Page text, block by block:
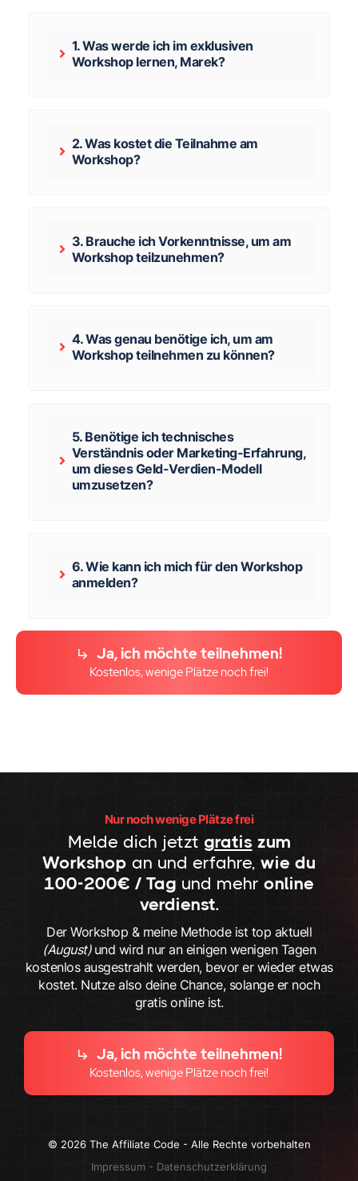
1. Was werde ich im exklusiven
Workshop lernen, Marek?
2. Was kostet die Teilnahme am
Workshop?
3. Brauche ich Vorkenntnisse, um am
Workshop teilzunehmen?
4. Was genau benötige ich, um am
Workshop teilnehmen zu können?
5. Benötige ich technisches
Verständnis oder Marketing-Erfahrung,
um dieses Geld-Verdien-Modell
umzusetzen?
6. Wie kann ich mich für den Workshop
anmelden?
Ja, ich möchte teilnehmen!
Kostenlos, wenige Plätze noch frei!
Nur noch wenige Plätze frei
Melde dich jetzt gratis zum
Workshop an und erfahre, wie du
100-200€ / Tag und mehr online
verdienst.
Der Workshop & meine Methode ist top aktuell
(August) und wird nur an einigen wenigen Tagen
kostenlos ausgestrahlt werden, bevor er wieder etwas
kostet. Nutze also deine Chance, solange er noch
gratis online ist.
Ja, ich möchte teilnehmen!
Kostenlos, wenige Plätze noch frei!
© 2026 The Affiliate Code - Alle Rechte vorbehalten
Impressum - Datenschutzerklärung